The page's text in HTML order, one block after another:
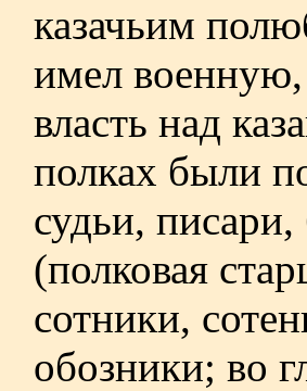
казачьим
имел
власть над
полках были
судьи,
(полковая
сотники,
обозники; во